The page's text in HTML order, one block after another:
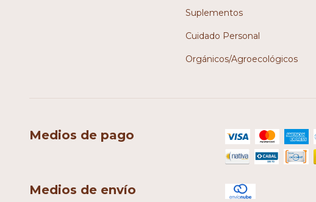
Suplementos
Cuidado Personal
Orgánicos/Agroecológicos
Medios de pago
Medios de envío